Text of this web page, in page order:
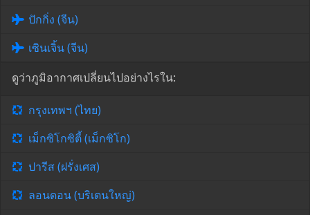
ปักกิ่ง (จีน)
เซินเจิ้น (จีน)
ดูว่าภูมิอากาศเปลี่ยนไปอย่างไรใน:
กรุงเทพฯ (ไทย)
เม็กซิโกซิตี้ (เม็กซิโก)
ปารีส (ฝรั่งเศส)
ลอนดอน (บริเตนใหญ่)